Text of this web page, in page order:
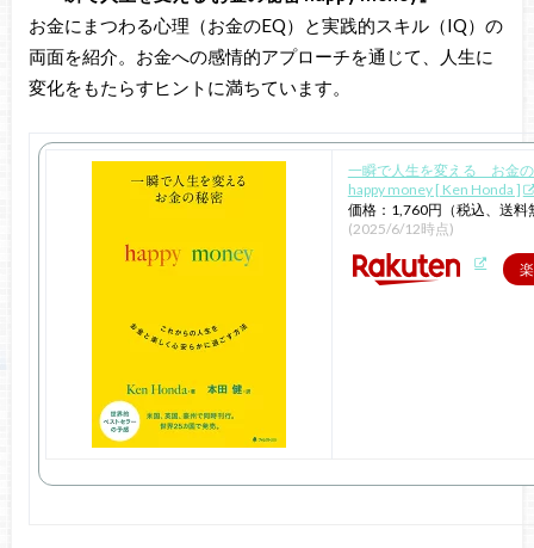
お金にまつわる心理（お金のEQ）と実践的スキル（IQ）の
両面を紹介。お金への感情的アプローチを通じて、人生に
変化をもたらすヒントに満ちています。
一瞬で人生を変える お金
happy money [ Ken Honda ]
価格：1,760円（税込、送料
(2025/6/12時点)